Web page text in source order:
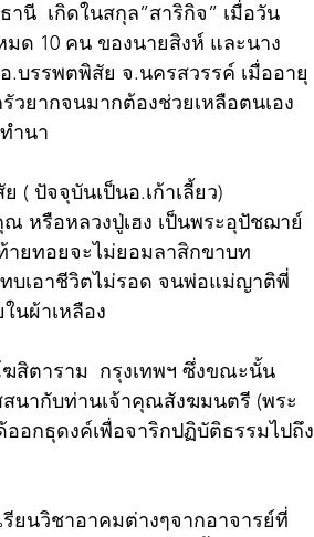
นี  เกิดในสกุล”สาริกิจ” เมื่อวัน
ด 10 คน ของนายสิงห์ และนาง
บรรพตพิสัย จ.นครสวรรค์ เมื่ออายุ
วยากจนมากต้องช่วยเหลือตนเอง
ำนา
( ปัจจุบันเป็นอ.เก้าเลี้ยว)
หรือหลวงปู่เฮง เป็นพระอุปัชฌาย์
ายทอยจะไม่ยอมลาสิกขาบท
บเอาชีวิตไม่รอด จนพ่อแม่ญาติพี่
นผ้าเหลือง
สิตาราม  กรุงเทพฯ ซึ่งขณะนั้น
สนากับท่านเจ้าคุณสังฆมนตรี (พระ
อกธุดงค์เพื่อจาริกปฏิบัติธรรมไปถึง
ยนวิชาอาคมต่างๆจากอาจารย์ที่